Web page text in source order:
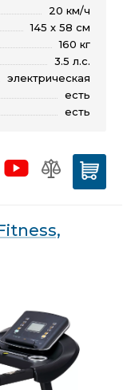
20 км/ч
145 х 58 см
160 кг
3.5 л.с.
электрическая
есть
есть